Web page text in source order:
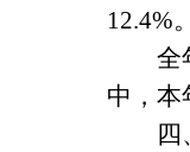
12.4%。
全
中，本
四